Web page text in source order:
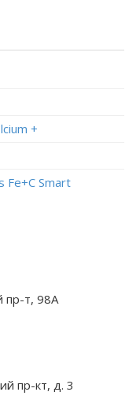
+
Fe+C Smart
пр-т, 98А
пр-кт, д. 3